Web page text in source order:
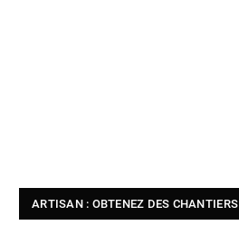
ARTISAN : OBTENEZ DES CHANTIERS